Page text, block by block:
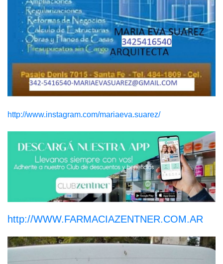
http://www.instagram.com/mariaeva.suarez/
http://WWW.FARMACIAZENTNER.COM.AR